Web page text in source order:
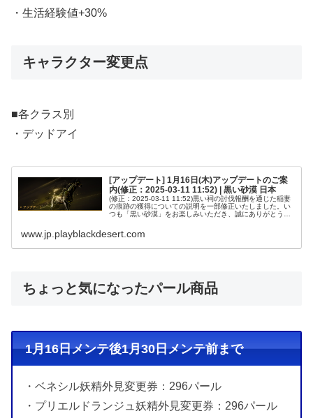
・生活経験値+30%
キャラクター変更点
■各クラス別
・デッドアイ
[アップデート] 1月16日(木)アップデートのご案
内(修正：2025-03-11 11:52) | 黒い砂漠 日本
(修正：2025-03-11 11:52)黒い祠の討伐報酬を通じた稲妻
の痕跡の獲得についての説明を一部修正いたしました。い
つも「黒い砂漠」をお楽しみいただき、誠にありがとうご
www.jp.playblackdesert.com
ちょっと気になったパール商品
1月16日メンテ後1月30日メンテ前まで
・ベネシル妖精外見変更券：296パール
・プリエルドランジュ妖精外見変更券：296パール